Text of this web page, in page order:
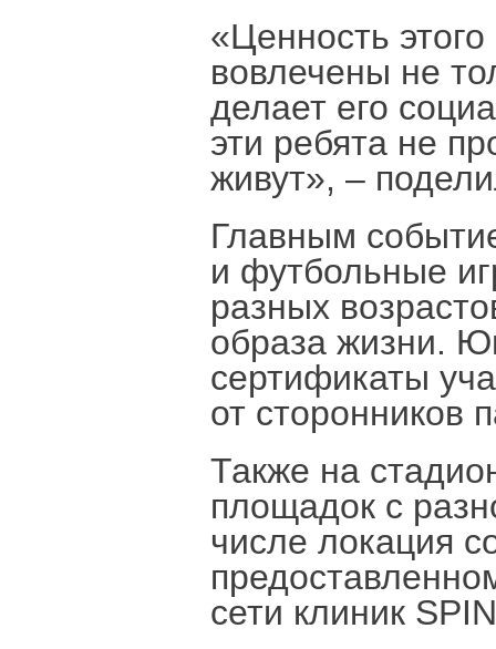
«Ценность
вовлечены не
делает его
эти ребята не
живут», –
Главным
и футбольные
разных
образа жизни.
сертификаты
от сторонников
Также на
площадок с
числе локация
сети клиник